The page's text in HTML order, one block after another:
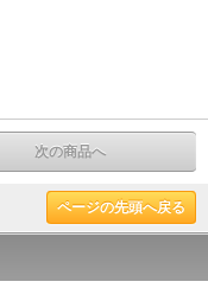
次の商品へ
ページの先頭へ戻る